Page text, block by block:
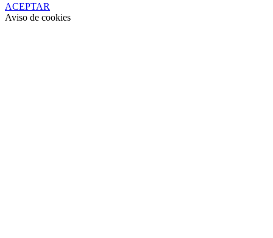
ACEPTAR
Aviso de cookies